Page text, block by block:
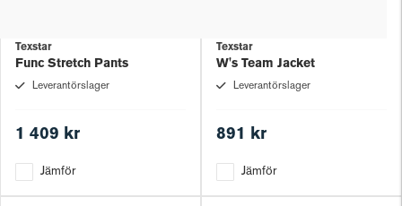
Texstar
Func Stretch Pants
Leverantörslager
1 409 kr
Jämför
Texstar
W's Team Jacket
Leverantörslager
891 kr
Jämför